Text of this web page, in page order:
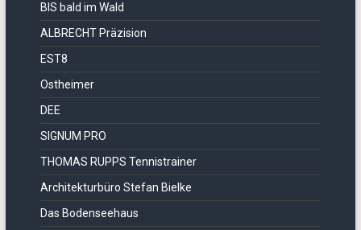
BIS bald im Wald
ALBRECHT Präzision
EST8
Ostheimer
DEE
SIGNUM PRO
THOMAS RUPPS Tennistrainer
Architekturbüro Stefan Bielke
Das Bodenseehaus